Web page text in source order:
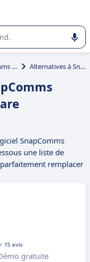
ou la sélection de
SnapComms Compliance Software Alternatives à SnapComms Compliance Software
SnapComms
une liste de
remplacer
15 avis
gratuite